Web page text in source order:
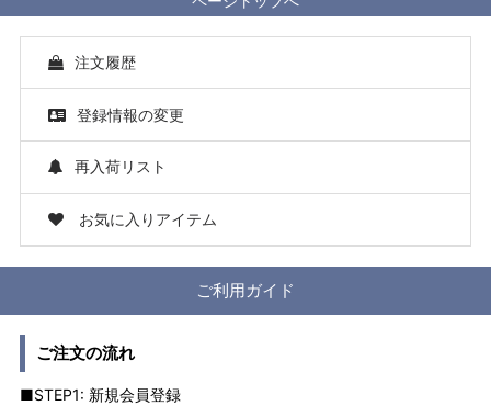
注文履歴
登録情報の変更
再入荷リスト
お気に入りアイテム
ご利用ガイド
ご注文の流れ
■STEP1: 新規会員登録